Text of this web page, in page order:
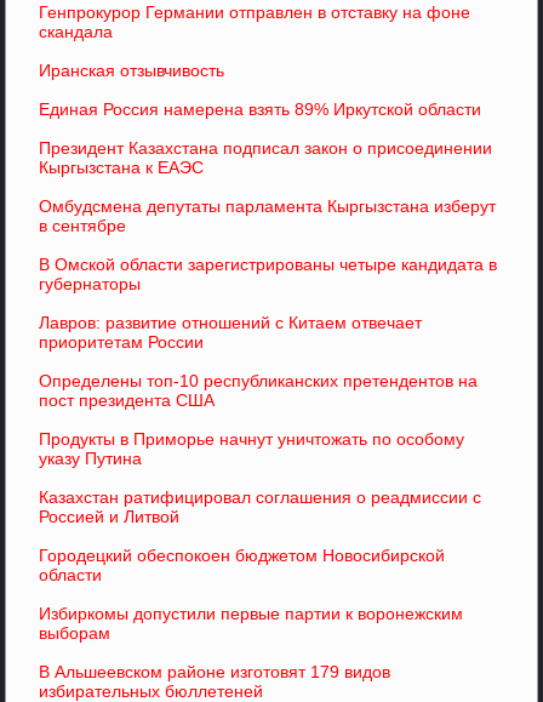
Генпрокурор Германии отправлен в отставку на фоне
скандала
Иранская отзывчивость
Единая Россия намерена взять 89% Иркутской области
Президент Казахстана подписал закон о присоединении
Кыргызстана к ЕАЭС
Омбудсмена депутаты парламента Кыргызстана изберут
в сентябре
В Омской области зарегистрированы четыре кандидата в
губернаторы
Лавров: развитие отношений с Китаем отвечает
приоритетам России
Определены топ-10 республиканских претендентов на
пост президента США
Продукты в Приморье начнут уничтожать по особому
указу Путина
Казахстан ратифицировал соглашения о реадмиссии с
Россией и Литвой
Городецкий обеспокоен бюджетом Новосибирской
области
Избиркомы допустили первые партии к воронежским
выборам
В Альшеевском районе изготовят 179 видов
избирательных бюллетеней